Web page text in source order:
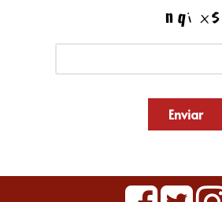
Enviar